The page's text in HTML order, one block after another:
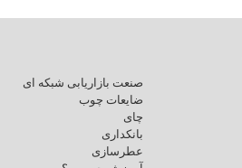
صنعت بازاریابی شبکه ای
ضایعات چوب
چای
بانکداری
عطرسازی